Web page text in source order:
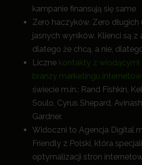
kampanie finansują się same
Zero haczyków. Zero długich
jasnych wyników. Klienci są z
dlatego że chcą, a nie,
Liczne kontakty z wiodącymi
branży marketingu
świecie m.in.: Rand Fishkin,
Soulo, Cyrus Shepard,
Gardner.
Widoczni to Agencja Digital
Friendly z Polski, która
optymalizacji stron